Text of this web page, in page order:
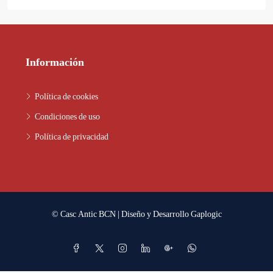
Información
Política de cookies
Condiciones de uso
Política de privacidad
© Casc Antic BCN | Diseño y DesarrolloGaplogic